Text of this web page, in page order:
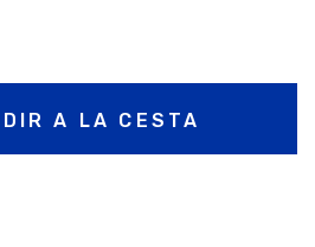
A LA CESTA